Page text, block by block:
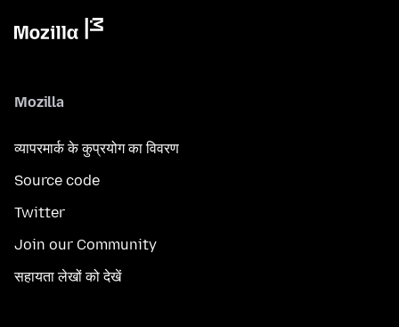
Mozilla
व्यापरमार्क के कुप्रयोग का विवरण
Source code
Twitter
Join our Community
सहायता लेखों को देखें